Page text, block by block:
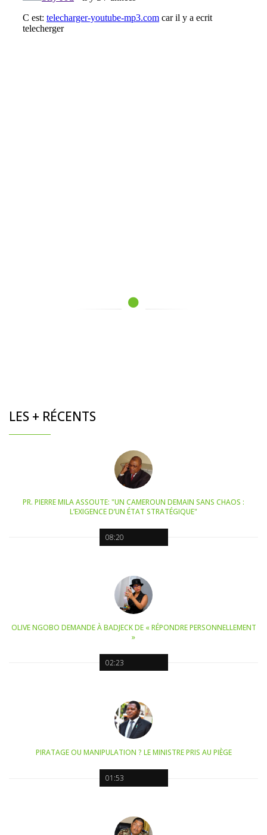
LES + RÉCENTS
08:20
PR. PIERRE MILA ASSOUTE: "UN CAMEROUN DEMAIN SANS CHAOS :
L’EXIGENCE D’UN ÉTAT STRATÉGIQUE"
02:23
OLIVE NGOBO DEMANDE À BADJECK DE « RÉPONDRE PERSONNELLEMENT
»
01:53
PIRATAGE OU MANIPULATION ? LE MINISTRE PRIS AU PIÈGE